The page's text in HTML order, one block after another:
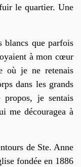
le quartier. Une
blancs que parfois
à mon cœur
où je ne retenais
dans les grands
je sentais
me découragea à
de Ste. Anne
fondée en 1886